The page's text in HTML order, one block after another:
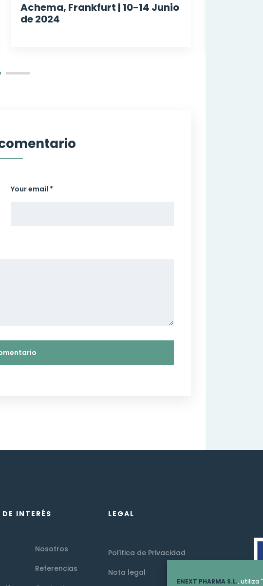
ENEXT PHARMA S.L., utiliza "
Achema, Frankfurt | 10-14 Junio
de 2024
Your email *
INTERÉS
Nosotros
Referencias
LEGAL
Política de Privacidad
Nota legal